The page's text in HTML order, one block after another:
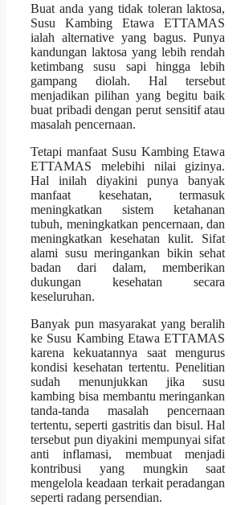
Buat anda yang tidak toleran laktosa,
Susu Kambing Etawa ETTAMAS
ialah alternative yang bagus. Punya
kandungan laktosa yang lebih rendah
ketimbang susu sapi hingga lebih
gampang diolah. Hal tersebut
menjadikan pilihan yang begitu baik
buat pribadi dengan perut sensitif atau
masalah pencernaan.
Tetapi manfaat Susu Kambing Etawa
ETTAMAS melebihi nilai gizinya.
Hal inilah diyakini punya banyak
manfaat kesehatan, termasuk
meningkatkan sistem ketahanan
tubuh, meningkatkan pencernaan, dan
meningkatkan kesehatan kulit. Sifat
alami susu meringankan bikin sehat
badan dari dalam, memberikan
dukungan kesehatan secara
keseluruhan.
Banyak pun masyarakat yang beralih
ke Susu Kambing Etawa ETTAMAS
karena kekuatannya saat mengurus
kondisi kesehatan tertentu. Penelitian
sudah menunjukkan jika susu
kambing bisa membantu meringankan
tanda-tanda masalah pencernaan
tertentu, seperti gastritis dan bisul. Hal
tersebut pun diyakini mempunyai sifat
anti inflamasi, membuat menjadi
kontribusi yang mungkin saat
mengelola keadaan terkait peradangan
seperti radang persendian.